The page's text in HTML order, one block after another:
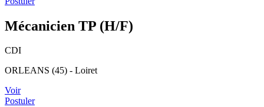
Mécanicien TP (H/F)
CDI
ORLEANS (45) - Loiret
Voir
Postuler